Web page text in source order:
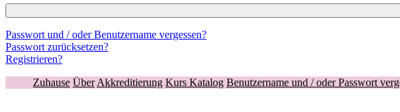
Passwort und / oder Benutzername vergessen?
Passwort zurücksetzen?
Registrieren?
Zuhause Über Akkreditierung Kurs Katalog Benutzername und / oder Passwort